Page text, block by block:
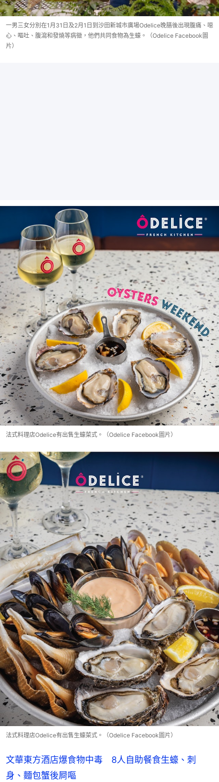
一男三女分別在1月31日及2月1日到沙田新城市廣場Odelice晚膳後出現腹痛、噁
心、嘔吐、腹瀉和發燒等病徵，他們共同食物為生蠔。（Odelice Facebook圖
片）
法式料理店Odelice有出售生蠔菜式。（Odelice Facebook圖片）
法式料理店Odelice有出售生蠔菜式。（Odelice Facebook圖片）
文華東方酒店爆食物中毒 8人自助餐食生蠔、刺
身、麵包蟹後屙嘔